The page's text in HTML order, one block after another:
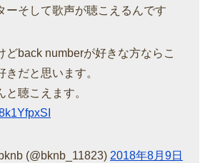
ーそして歌声が聴こえるんです
どback numberが好きな方ならこ
だと思います。
聴こえます。
(@bknb_11823) 2018年8月9日